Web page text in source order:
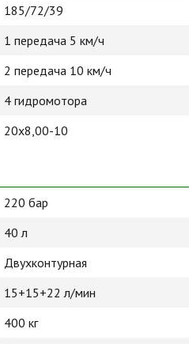
185/72/39
1 передача 5 км/ч
2 передача 10 км/ч
4 гидромотора
20х8,00-10
220 бар
40 л
Двухконтурная
15+15+22 л/мин
400 кг